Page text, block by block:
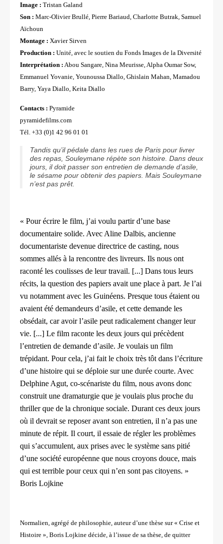
Image : Tristan Galand
Son : Marc-Olivier Brullé, Pierre Bariaud, Charlotte Butrak, Samuel
Aïchoun
Montage : Xavier Sirven
Production : Unité, avec le soutien du Fonds Images de la Diversité
Interprétation : Abou Sangare, Nina Meurisse, Alpha Oumar Sow,
Emmanuel Yovanie, Younoussa Diallo, Ghislain Mahan, Mamadou
Barry, Yaya Diallo, Keita Diallo
Contacts : Pyramide
pyramidefilms.com
Tél. +33 (0)1 42 96 01 01
Tandis qu’il pédale dans les rues de Paris pour livrer
des repas, Souleymane répète son histoire. Dans deux
jours, il doit passer son entretien de demande d’asile,
le sésame pour obtenir des papiers. Mais Souleymane
n’est pas prêt.
« Pour écrire le film, j’ai voulu partir d’une base
documentaire solide. Avec Aline Dalbis, ancienne
documentariste devenue directrice de casting, nous
sommes allés à la rencontre des livreurs. Ils nous ont
raconté les coulisses de leur travail. [...] Dans tous leurs
récits, la question des papiers avait une place à part. Je l’ai
vu notamment avec les Guinéens. Presque tous étaient ou
avaient été demandeurs d’asile, et cette demande les
obsédait, car avoir l’asile peut radicalement changer leur
vie. [...] Le film raconte les deux jours qui précèdent
l’entretien de demande d’asile. Je voulais un film
trépidant. Pour cela, j’ai fait le choix très tôt dans l’écriture
d’une histoire qui se déploie sur une durée courte. Avec
Delphine Agut, co-scénariste du film, nous avons donc
construit une dramaturgie que je voulais plus proche du
thriller que de la chronique sociale. Durant ces deux jours
où il devrait se reposer avant son entretien, il n’a pas une
minute de répit. Il court, il essaie de régler les problèmes
qui s’accumulent, aux prises avec le système sans pitié
d’une société européenne que nous croyons douce, mais
qui est terrible pour ceux qui n’en sont pas citoyens. »
Boris Lojkine
Normalien, agrégé de philosophie, auteur d’une thèse sur « Crise et
Histoire », Boris Lojkine décide, à l’issue de sa thèse, de quitter